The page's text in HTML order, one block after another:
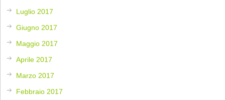
Luglio 2017
Giugno 2017
Maggio 2017
Aprile 2017
Marzo 2017
Febbraio 2017